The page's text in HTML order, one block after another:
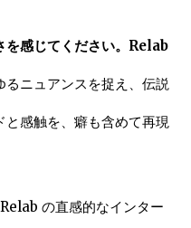
を感じてください。Relab
ニュアンスを捉え、伝説
感触を、癖も含めて再現
Relab の直感的なインター